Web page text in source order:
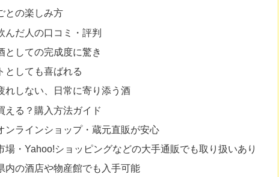
との楽しみ方
んだ人の口コミ・評判
としての完成度に驚き
としても喜ばれる
れしない、日常に寄り添う酒
える？購入方法ガイド
ンラインショップ・蔵元直販が安心
場・Yahoo!ショッピングなどの大手通販でも取り扱いあり
内の酒店や物産館でも入手可能